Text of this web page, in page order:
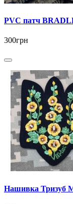
PVC патч
300грн
Нашивка Тризуб